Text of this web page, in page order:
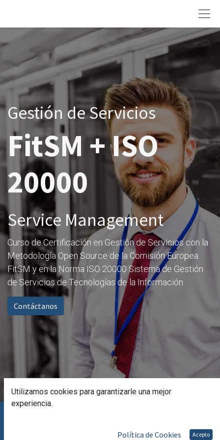
Gestión de Servicios
FitSM + ISO
20000
Service Management
Curso de Certificación en Gestión de Servicios con la
Metodología Open Source de la Comisión Europea
FitSM y en la Norma ISO 20000 Sistema de Gestión
de Servicios de Tecnologías de la Información
Contáctanos
Doble Certificación FitSM + ISO
Utilizamos cookies para garantizarle una mejor
experiencia.
Política de Cookies Acepto